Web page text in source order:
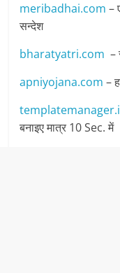
meribadhai.com –
सन्देश
bharatyatri.com –
apniyojana.com –
बनाइए मात्र 10 Sec. में